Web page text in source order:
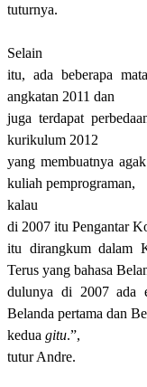
tuturnya.
Selain
itu, ada beberapa
angkatan 2011 dan
juga terdapat
kurikulum 2012
yang membuatnya
kuliah pemprograman,
kalau
di 2007 itu Pengantar
itu dirangkum dalam
Terus yang bahasa
dulunya di 2007 ada
Belanda pertama dan
kedua gitu.”,
tutur Andre.